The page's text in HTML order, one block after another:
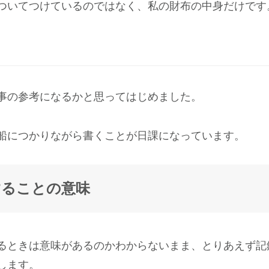
いてつけているのではなく、私の財布の中身だけです
の参考になるかと思ってはじめました。
につかりながら書くことが日課になっています。
ことの意味
ときは意味があるのかわからないまま、とりあえず記
ます。